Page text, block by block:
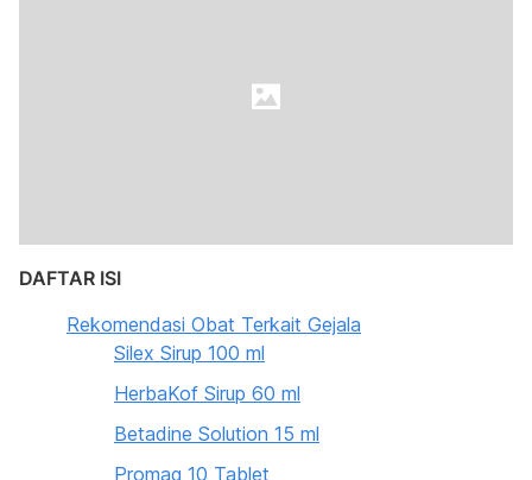
DAFTAR ISI
Rekomendasi Obat Terkait Gejala
Silex Sirup 100 ml
HerbaKof Sirup 60 ml
Betadine Solution 15 ml
Promag 10 Tablet